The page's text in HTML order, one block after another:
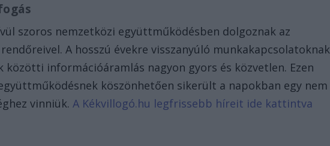
szoros nemzetközi együttműködésben dolgoznak az
A hosszú évekre visszanyúló munkakapcsolatoknak
közötti információáramlás nagyon gyors és közvetlen. Ezen
köszönhetően sikerült a napokban egy nem
vinniük. A Kékvillogó.hu legfrissebb híreit ide kattintva